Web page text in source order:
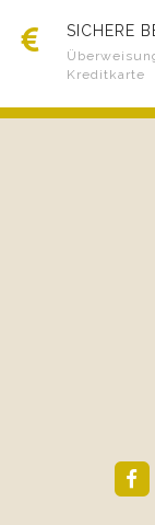
SICHERE
Kreditkarte